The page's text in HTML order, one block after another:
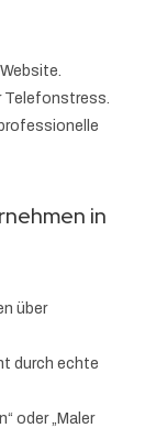
Telefonstress.
in
über
durch echte
oder „Maler